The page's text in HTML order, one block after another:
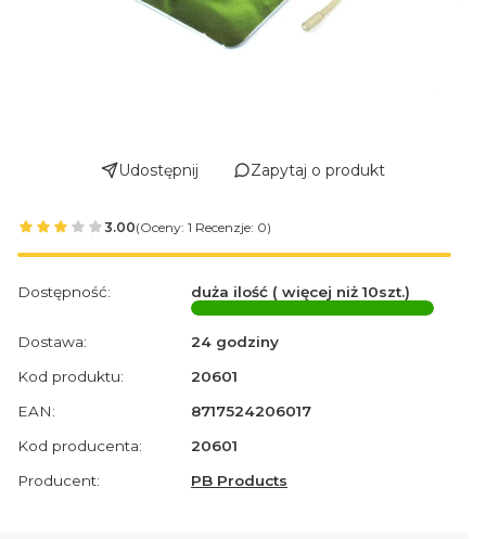
Udostępnij Zapytaj o produkt
3.00(Oceny: 1 Recenzje: 0)
Dostępność: duża ilość ( więcej niż 10szt.)
Dostawa:
24 godziny
Kod produktu:
20601
EAN:
8717524206017
Kod producenta:
20601
Producent:
PB Products